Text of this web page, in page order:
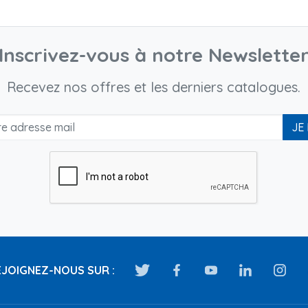
vous à notre Newsletter
Recevez nos offres et les derniers catalogues.
JE
NOUS SUR :